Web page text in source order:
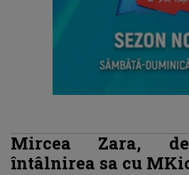
Mircea Zara,
întâlnirea sa cu